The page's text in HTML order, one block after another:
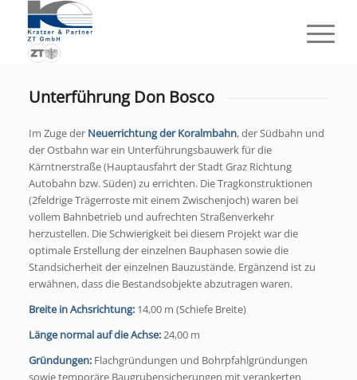
Unterführung Don Bosco
Im Zuge der Neuerrichtung der Koralmbahn, der Südbahn und
der Ostbahn war ein Unterführungsbauwerk für die
Kärntnerstraße (Hauptausfahrt der Stadt Graz Richtung
Autobahn bzw. Süden) zu errichten. Die Tragkonstruktionen
(2feldrige Trägerroste mit einem Zwischenjoch) waren bei
vollem Bahnbetrieb und aufrechten Straßenverkehr
herzustellen. Die Schwierigkeit bei diesem Projekt war die
optimale Erstellung der einzelnen Bauphasen sowie die
Standsicherheit der einzelnen Bauzustände. Ergänzend ist zu
erwähnen, dass die Bestandsobjekte abzutragen waren.
Breite in Achsrichtung:14,00 m (Schiefe Breite)
Länge normal auf die Achse:24,00 m
Gründungen:Flachgründungen und Bohrpfahlgründungen
sowie temporäre Baugrubensicherungen mit verankerten